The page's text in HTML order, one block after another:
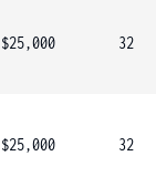
$25,000
32
$25,000
32